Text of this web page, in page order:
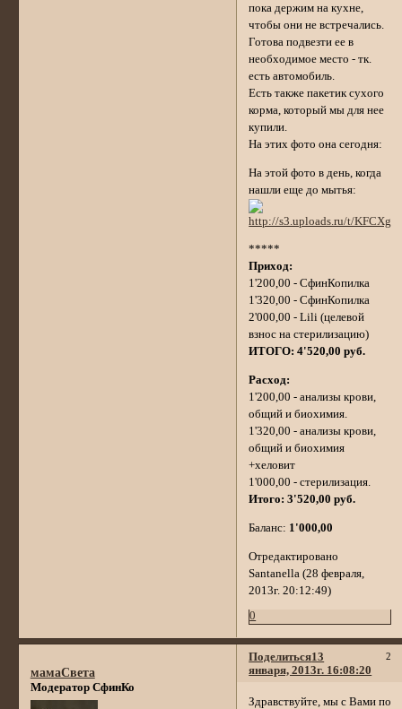
пока держим на кухне,
чтобы они не встречались.
Готова подвезти ее в
необходимое место - тк.
есть автомобиль.
Есть также пакетик сухого
корма, который мы для нее
купили.
На этих фото она сегодня:
На этой фото в день, когда
нашли еще до мытья:
*****
Приход:
1'200,00 - СфинКопилка
1'320,00 - СфинКопилка
2'000,00 - Lili (целевой
взнос на стерилизацию)
ИТОГО: 4'520,00 руб.
Расход:
1'200,00 - анализы крови,
общий и биохимия.
1'320,00 - анализы крови,
общий и биохимия
+хеловит
1'000,00 - стерилизация.
Итого: 3'520,00 руб.
Баланс: 1'000,00
Отредактировано
Santanella (28 февраля,
2013г. 20:12:49)
0
Поделиться 2
13
января, 2013г. 16:08:20
мамаСвета
Модератор СфинКо
Здравствуйте, мы с Вами по